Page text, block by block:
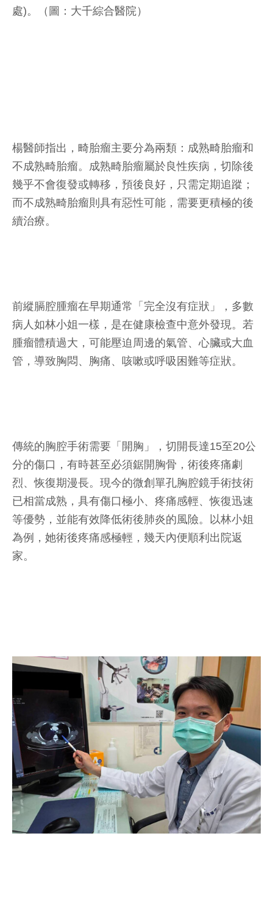
處)。（圖：大千綜合醫院）
楊醫師指出，畸胎瘤主要分為兩類：成熟畸胎瘤和
不成熟畸胎瘤。成熟畸胎瘤屬於良性疾病，切除後
幾乎不會復發或轉移，預後良好，只需定期追蹤；
而不成熟畸胎瘤則具有惡性可能，需要更積極的後
續治療。
前縱膈腔腫瘤在早期通常「完全沒有症狀」，多數
病人如林小姐一樣，是在健康檢查中意外發現。若
腫瘤體積過大，可能壓迫周邊的氣管、心臟或大血
管，導致胸悶、胸痛、咳嗽或呼吸困難等症狀。
傳統的胸腔手術需要「開胸」，切開長達15至20公
分的傷口，有時甚至必須鋸開胸骨，術後疼痛劇
烈、恢復期漫長。現今的微創單孔胸腔鏡手術技術
已相當成熟，具有傷口極小、疼痛感輕、恢復迅速
等優勢，並能有效降低術後肺炎的風險。以林小姐
為例，她術後疼痛感極輕，幾天內便順利出院返
家。